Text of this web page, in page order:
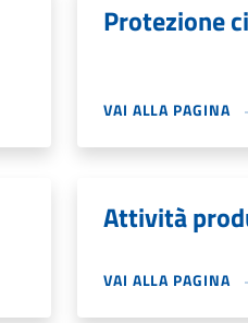
Protezione
VAI ALLA PAGINA
Attività
VAI ALLA PAGINA